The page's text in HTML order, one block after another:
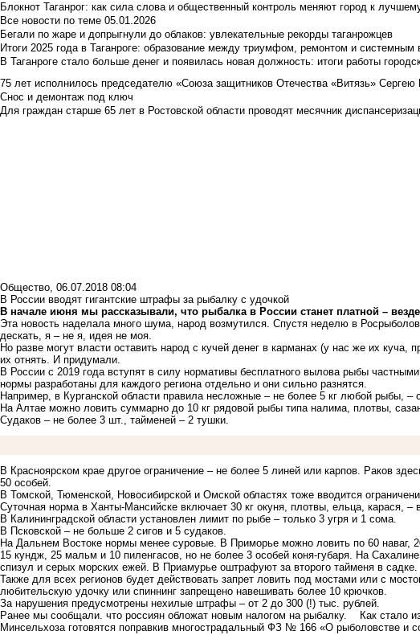
Блокнот Таганрог: как сила слова и общественный контроль меняют город к
Все новости по теме 05.01.2026
Бегали по жаре и допрыгнули до облаков: увлекательные рекорды таганрожцев
Итоги 2025 года в Таганроге: образование между триумфом, ремонтом и системным
В Таганроге стало больше денег и появилась новая должность: итоги работы
75 лет исполнилось председателю «Союза защитников Отечества «Витязь» Сергею
Снос и демонтаж под ключ
Для граждан старше 65 лет в Ростовской области проводят месячник
Общество, 06.07.2018 08:04
В России вводят гигантские штрафы за рыбалку с удочкой
В начале июня мы рассказывали, что рыбалка в России станет платной –
Эта новость наделала много шума, народ возмутился. Спустя неделю в
дескать, я – не я, идея не моя.
Но разве могут власти оставить народ с кучей денег в карманах (у нас же их куча,
их отнять. И придумали.
В России с 2019 года вступят в силу нормативы бесплатного вылова рыбы
нормы разработаны для каждого региона отдельно и они сильно разнятся.
Например, в Курганской области правила несложные – не более 5 кг любой рыбы, –
На Алтае можно ловить суммарно до 10 кг рядовой рыбы типа налима, плотвы,
Судаков – не более 3 шт., тайменей – 2 тушки.
В Красноярском крае другое ограничение – не более 5 линей или карпов. Раков
50 особей.
В Томской, Тюменской, Новосибирской и Омской областях тоже вводится
Суточная норма в Ханты-Мансийске включает 30 кг окуня, плотвы, ельца, карася, –
В Калининградской области установлен лимит по рыбе – только 3 угря и 1 сома.
В Псковской – не больше 2 сигов и 5 судаков.
На Дальнем Востоке нормы менее суровые. В Приморье можно ловить по 60 наваг,
15 кундж, 25 мальм и 10 пиленгасов, но не более 3 особей коня-губаря. На
спизул и серых морских ежей. В Приамурье оштрафуют за второго тайменя в садке.
Также для всех регионов будет действовать запрет ловить под мостами или с
любительскую удочку или спиннинг запрещено навешивать более 10 крючков.
За нарушения предусмотрены нехилые штрафы – от 2 до 300 (!) тыс. рублей.
Ранее мы сообщали. что россиян обложат новым налогом на рыбалку. Как стало
Минсельхоза готовятся поправкив многострадальный ФЗ № 166 «О рыболовстве и